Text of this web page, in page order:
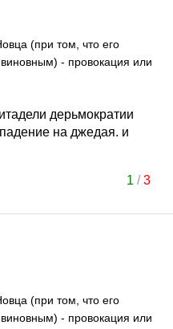
(при том, что его
- провокация или
дерьмократии
на джедая. и
1 /3
(при том, что его
- провокация или